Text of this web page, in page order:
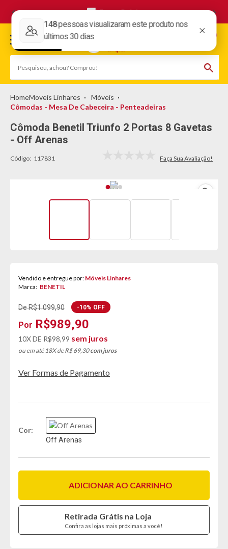
Frete Grátis
Moveis Linhares
Móveis
Cômodas - Mesa De Cabeceira - Penteadeiras
Cômoda Benetil Triunfo 2 Portas 8 Gavetas
- Off Arenas
Código: 117831
Vendido e entregue por: Móveis Linhares
Marca: BENETIL
De R$1.099,90
R$989,90
-10% OFF
10X DE R$98,99 sem juros
ou em até 18X de R$ 69,30com juros
Ver Formas de Pagamento
Cor
Off Arenas
ADICIONAR AO CARRINHO
Retirada Grátis na Loja
Confira as lojas mais próximas a você!